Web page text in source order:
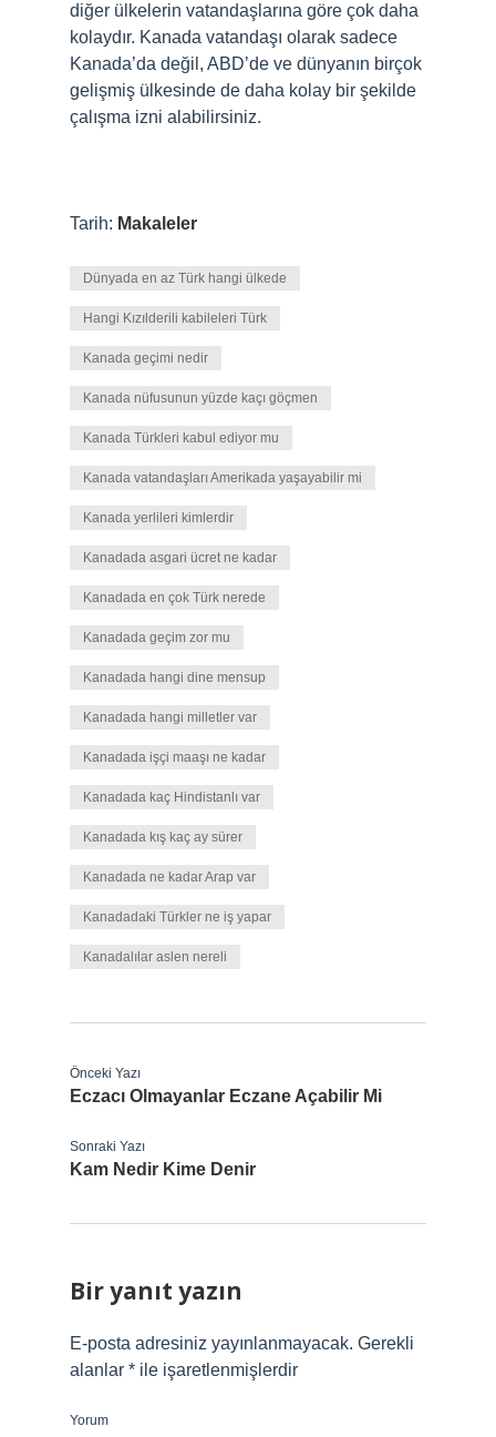
diğer ülkelerin vatandaşlarına göre çok daha
kolaydır. Kanada vatandaşı olarak sadece
Kanada’da değil, ABD’de ve dünyanın birçok
gelişmiş ülkesinde de daha kolay bir şekilde
çalışma izni alabilirsiniz.
Tarih: Makaleler
Dünyada en az Türk hangi ülkede
Hangi Kızılderili kabileleri Türk
Kanada geçimi nedir
Kanada nüfusunun yüzde kaçı göçmen
Kanada Türkleri kabul ediyor mu
Kanada vatandaşları Amerikada yaşayabilir mi
Kanada yerlileri kimlerdir
Kanadada asgari ücret ne kadar
Kanadada en çok Türk nerede
Kanadada geçim zor mu
Kanadada hangi dine mensup
Kanadada hangi milletler var
Kanadada işçi maaşı ne kadar
Kanadada kaç Hindistanlı var
Kanadada kış kaç ay sürer
Kanadada ne kadar Arap var
Kanadadaki Türkler ne iş yapar
Kanadalılar aslen nereli
Önceki Yazı
Eczacı Olmayanlar Eczane Açabilir Mi
Sonraki Yazı
Kam Nedir Kime Denir
Bir yanıt yazın
E-posta adresiniz yayınlanmayacak. Gerekli
alanlar * ile işaretlenmişlerdir
Yorum